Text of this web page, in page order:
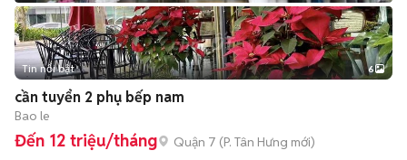
+2
Tin nổi bật 6
cần tuyển 2 phụ bếp nam
Bao le
Đến 12 triệu/tháng Quận 7 (P. Tân Hưng mới)